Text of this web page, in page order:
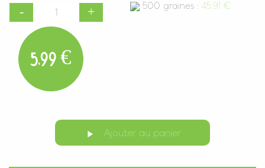
500 graines :45.91 €
5,99 €
play_arrow Ajouter au panier